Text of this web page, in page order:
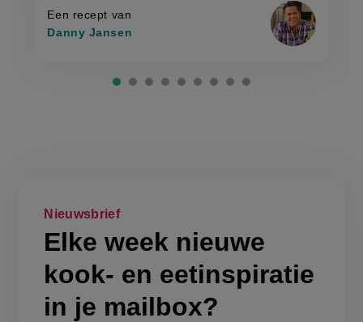
rijst'
Een recept van
Danny Jansen
rijst
Nieuwsbrief
Elke week nieuwe
kook- en eetinspiratie
in je mailbox?